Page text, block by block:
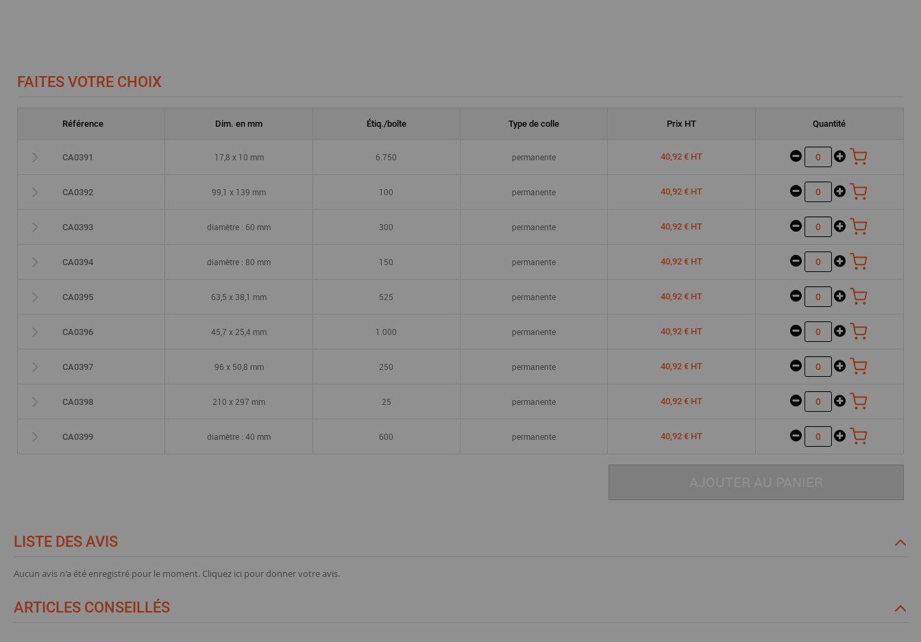
FAITES VOTRE CHOIX
Référence Dim. en mm Étiq./boîte Type de colle Prix HT Quantité
CA0391 17,8 x 10 mm 6.750 permanente 40,92 € HT
CA0392 99,1 x 139 mm 100 permanente 40,92 € HT
CA0393 diamètre : 60 mm 300 permanente 40,92 € HT
CA0394 diamètre : 80 mm 150 permanente 40,92 € HT
CA0395 63,5 x 38,1 mm 525 permanente 40,92 € HT
CA0396 45,7 x 25,4 mm 1.000 permanente 40,92 € HT
CA0397 96 x 50,8 mm 250 permanente 40,92 € HT
CA0398 210 x 297 mm 25 permanente 40,92 € HT
CA0399 diamètre : 40 mm 600 permanente 40,92 € HT
LISTE DES AVIS
Aucun avis n'a été enregistré pour le moment. Cliquez ici pour donner votre avis.
ARTICLES CONSEILLÉS